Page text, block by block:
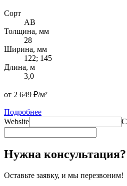
Сорт
AB
Толщина, мм
28
Ширина, мм
122; 145
Длина, м
3,0
от 2 649 ₽/м²
Подробнее
Website
Нужна консультация?
Оставьте заявку, и мы перезвоним!